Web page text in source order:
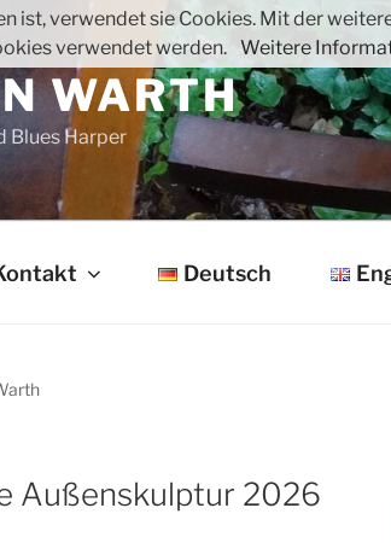
WARTH
Blues Harper
Deutsch
Außenskulptur 2026
verwendet sie Cookies. Mit der
verwendet werden. Weitere